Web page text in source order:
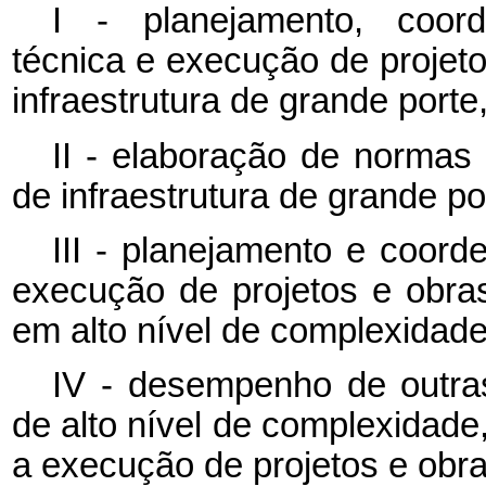
I - planejamento,
técnica e execução de
infraestrutura de grande
II - elaboração de
de infraestrutura de grande
III - planejamento e
execução de projetos e
em alto nível de
IV - desempenho de
de alto nível de
a execução de projetos e